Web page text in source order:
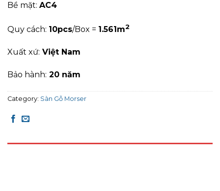
Bề mặt: AC4
Quy cách: 10pcs/Box = 1.561m2
Xuất xứ: Việt Nam
Bảo hành: 20 năm
Category: Sàn Gỗ Morser